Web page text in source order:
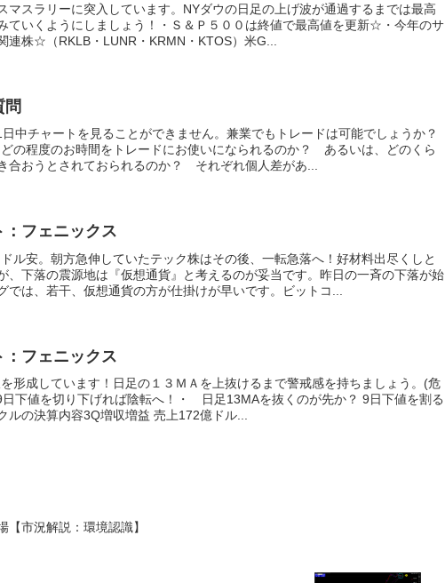
マスラリーに突入しています。NYダウの日足の上げ波が通過するまでは最高
ていくようにしましょう！・Ｓ＆Ｐ５００は終値で最高値を更新☆・今年のサ
連株☆（RKLB・LUNR・KRMN・KTOS）米G...
問
日中チャートを見ることができません。兼業でもトレードは可能でしょうか？
の程度のお時間をトレードにお使いになられるのか？ あるいは、どのくら
合おうとされておられるのか？ それぞれ個人差があ...
：フェニックス
ル安。朝方急伸していたテック株はその後、一転急落へ！好材料出尽くしと
、下落の震源地は『仮想通貨』と考えるのが妥当です。昨日の一斉の下落が始
では、若干、仮想通貨の方が仕掛けが早いです。ビットコ...
：フェニックス
形成しています！日足の１３ＭＡを上抜けるまで警戒感を持ちましょう。(危
下値を切り下げれば陰転へ！・ 日足13MAを抜くのが先か？ 9日下値を割る
ルの決算内容3Q増収増益 売上172億ドル...
【市況解説：環境認識】